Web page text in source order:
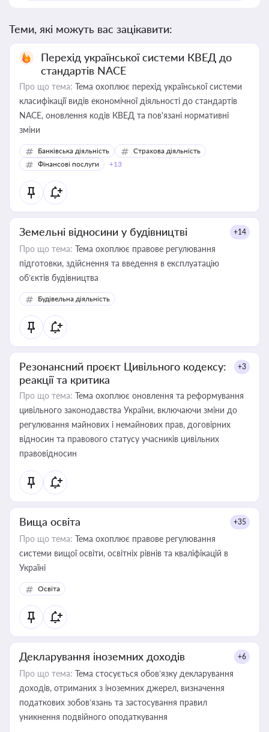
Теми, які можуть вас зацікавити:
Перехід української системи КВЕД до
стандартів NACE
Про що тема: Тема охоплює перехід української системи
класифікації видів економічної діяльності до стандартів
NACE, оновлення кодів КВЕД та пов'язані нормативні
зміни
Банківська діяльність
Страхова діяльність
Фінансові послуги
+13
Земельні відносини у будівництві +14
Про що тема: Тема охоплює правове регулювання
підготовки, здійснення та введення в експлуатацію
об’єктів будівництва
Будівельна діяльність
Резонансний проєкт Цивільного кодексу:
реакції та критика
+3
Про що тема: Тема охоплює оновлення та реформування
цивільного законодавства України, включаючи зміни до
регулювання майнових і немайнових прав, договірних
відносин та правового статусу учасників цивільних
правовідносин
Вища освіта +35
Про що тема: Тема охоплює правове регулювання
системи вищої освіти, освітніх рівнів та кваліфікацій в
Україні
Освіта
Декларування іноземних доходів +6
Про що тема: Тема стосується обов’язку декларування
доходів, отриманих з іноземних джерел, визначення
податкових зобов’язань та застосування правил
уникнення подвійного оподаткування